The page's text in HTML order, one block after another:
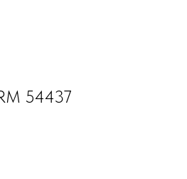
54437